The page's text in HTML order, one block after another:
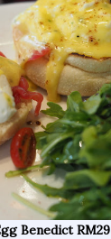
Benedict RM29